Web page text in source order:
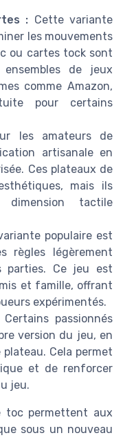
: Cette variante
les mouvements
ou cartes tock sont
de jeux
comme Amazon,
pour certains
les amateurs de
artisanale en
Ces plateaux de
mais ils
tactile
populaire est
règles légèrement
parties. Ce jeu est
et famille, offrant
expérimentés.
Certains passionnés
version du jeu, en
Cela permet
et de renforcer
jeu.
toc permettent aux
sous un nouveau